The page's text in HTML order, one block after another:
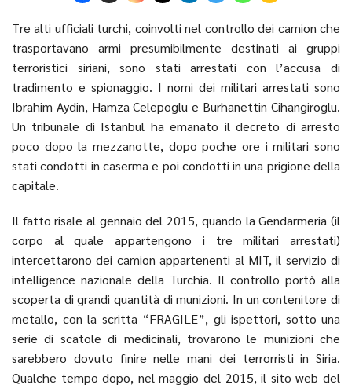
Tre alti ufficiali turchi, coinvolti nel controllo dei camion che
trasportavano armi presumibilmente destinati ai gruppi
terroristici siriani, sono stati arrestati con l’accusa di
tradimento e spionaggio. I nomi dei militari arrestati sono
Ibrahim Aydin, Hamza Celepoglu e Burhanettin Cihangiroglu.
Un tribunale di Istanbul ha emanato il decreto di arresto
poco dopo la mezzanotte, dopo poche ore i militari sono
stati condotti in caserma e poi condotti in una prigione della
capitale.
Il fatto risale al gennaio del 2015, quando la Gendarmeria (il
corpo al quale appartengono i tre militari arrestati)
intercettarono dei camion appartenenti al MIT, il servizio di
intelligence nazionale della Turchia. Il controllo portò alla
scoperta di grandi quantità di munizioni. In un contenitore di
metallo, con la scritta “FRAGILE”, gli ispettori, sotto una
serie di scatole di medicinali, trovarono le munizioni che
sarebbero dovuto finire nelle mani dei terrorristi in Siria.
Qualche tempo dopo, nel maggio del 2015, il sito web del